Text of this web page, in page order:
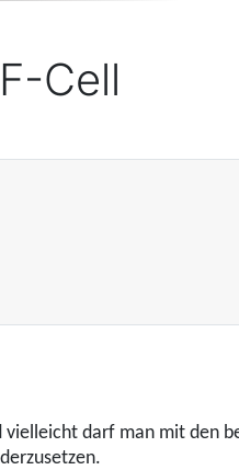
Cell
darf man mit den